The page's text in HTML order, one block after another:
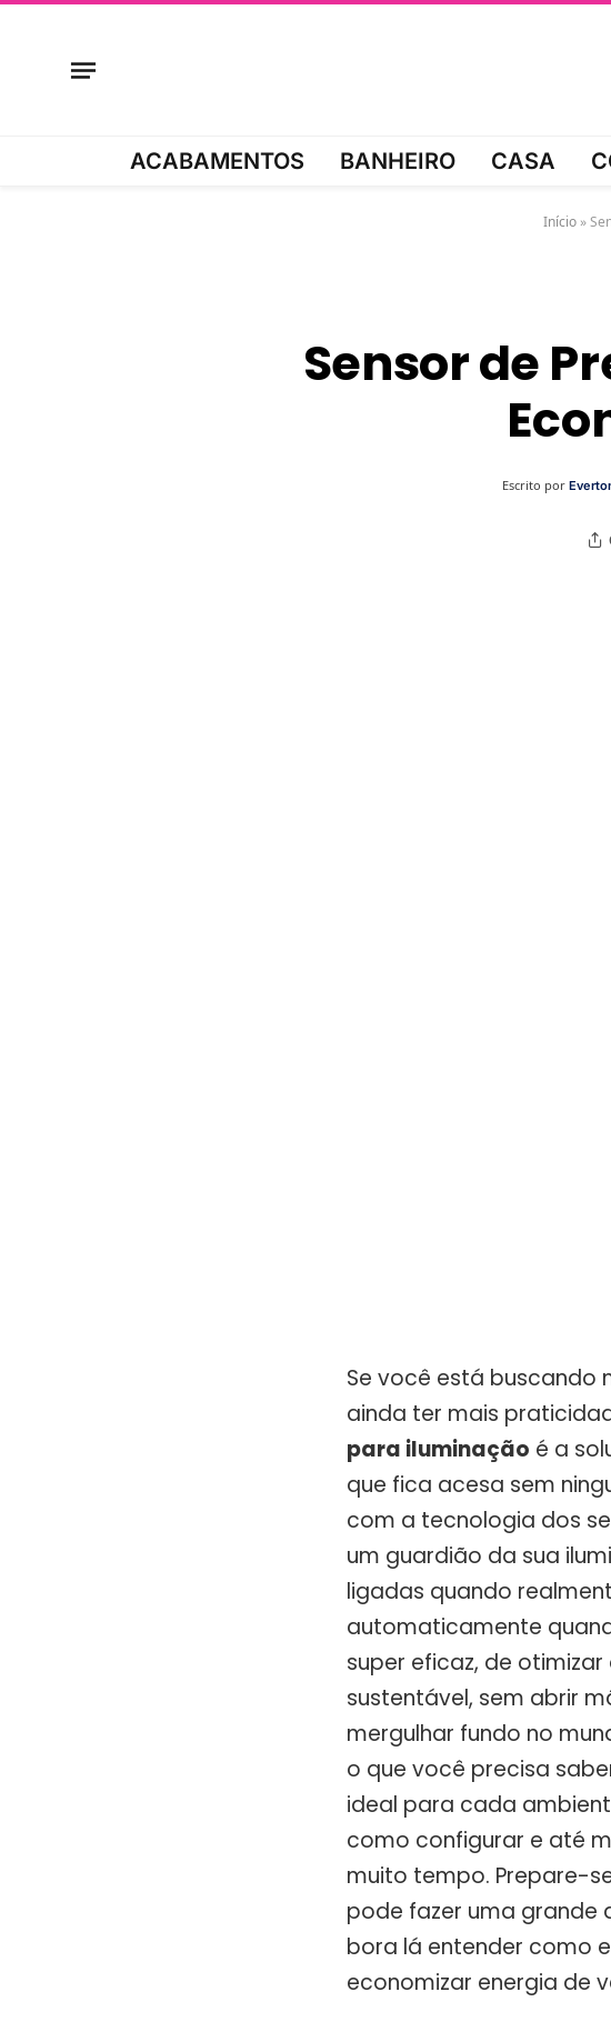
ACABAMENTOS BANHEIRO CASA
Início »
Sensor de
Escrito por
Se você está buscando
ainda ter mais
para iluminação é a
que fica acesa sem
com a tecnologia dos
um guardião da sua
ligadas quando
automaticamente
super eficaz, de
sustentável, sem abrir
mergulhar fundo no
o que você precisa
ideal para cada
como configurar e até
muito tempo. Prepare-
pode fazer uma grande
bora lá entender como
economizar energia de